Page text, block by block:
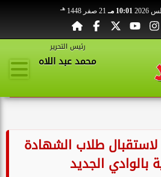
10:01 مـ 21 صفر 1448 هـ
رئيس التحرير
محمد عبد اللاه
لجنة لاستقبال طلاب الشهادة
بالوادي الجديد